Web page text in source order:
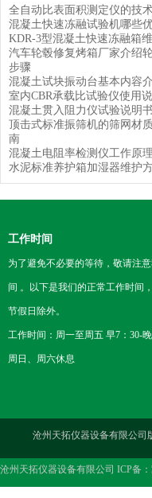
全自动比表面积测定仪的技
混凝土快速冻融试验机哪些
KDR-3型混凝土快速冻融箱
汽车轮毂修复烤箱厂家介绍
步骤
混凝土试块振动台基本内容
室内CBR承载比试验仪使用
混凝土贯入阻力仪试验说明书
顶击式标准振筛机的筛网材
南
混凝土电阻率检测仪工作原
水泥标准养护箱加湿器维护
工作时间
为了避免不必要的等待，敬请注
间 。以下是我们的正常工作时间
节假日除外。
工作时间：周一至周五 早7：30-
周日、周六休息
沧州天拓仪器设备有限公
沧州天拓仪器设备有限公司 ICP备：